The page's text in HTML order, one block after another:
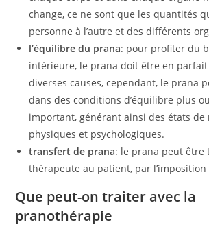
change, ce ne sont que les quantités
personne à l’autre et des différents
l’équilibre du prana: pour profiter du
intérieure, le prana doit être en
diverses causes, cependant, le prana
dans des conditions d’équilibre plus
important, générant ainsi des états de
physiques et psychologiques.
transfert de prana: le prana peut être
thérapeute au patient, par l’imposition
Que peut-on traiter avec la
pranothérapie